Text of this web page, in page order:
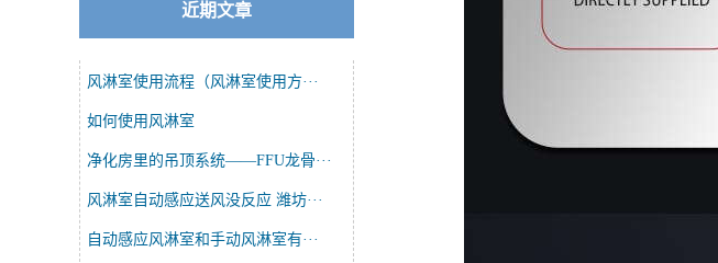
近期文章
风淋室使用流程（风淋室使用方···
如何使用风淋室
净化房里的吊顶系统——FFU龙骨···
风淋室自动感应送风没反应 潍坊···
自动感应风淋室和手动风淋室有···